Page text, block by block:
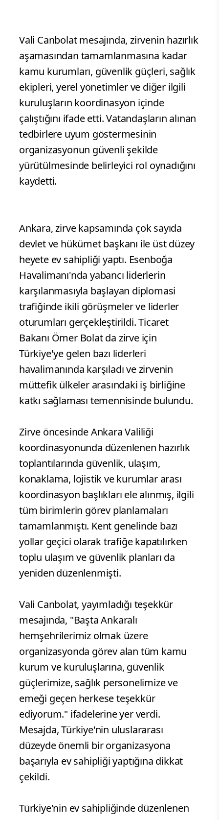
Vali Canbolat mesajında, zirvenin hazırlık
aşamasından tamamlanmasına kadar
kamu kurumları, güvenlik güçleri, sağlık
ekipleri, yerel yönetimler ve diğer ilgili
kuruluşların koordinasyon içinde
çalıştığını ifade etti. Vatandaşların alınan
tedbirlere uyum göstermesinin
organizasyonun güvenli şekilde
yürütülmesinde belirleyici rol oynadığını
kaydetti.
Ankara, zirve kapsamında çok sayıda
devlet ve hükümet başkanı ile üst düzey
heyete ev sahipliği yaptı. Esenboğa
Havalimanı'nda yabancı liderlerin
karşılanmasıyla başlayan diplomasi
trafiğinde ikili görüşmeler ve liderler
oturumları gerçekleştirildi. Ticaret
Bakanı Ömer Bolat da zirve için
Türkiye'ye gelen bazı liderleri
havalimanında karşıladı ve zirvenin
müttefik ülkeler arasındaki iş birliğine
katkı sağlaması temennisinde bulundu.
Zirve öncesinde Ankara Valiliği
koordinasyonunda düzenlenen hazırlık
toplantılarında güvenlik, ulaşım,
konaklama, lojistik ve kurumlar arası
koordinasyon başlıkları ele alınmış, ilgili
tüm birimlerin görev planlamaları
tamamlanmıştı. Kent genelinde bazı
yollar geçici olarak trafiğe kapatılırken
toplu ulaşım ve güvenlik planları da
yeniden düzenlenmişti.
Vali Canbolat, yayımladığı teşekkür
mesajında, "Başta Ankaralı
hemşehrilerimiz olmak üzere
organizasyonda görev alan tüm kamu
kurum ve kuruluşlarına, güvenlik
güçlerimize, sağlık personelimize ve
emeği geçen herkese teşekkür
ediyorum." ifadelerine yer verdi.
Mesajda, Türkiye'nin uluslararası
düzeyde önemli bir organizasyona
başarıyla ev sahipliği yaptığına dikkat
çekildi.
Türkiye'nin ev sahipliğinde düzenlenen